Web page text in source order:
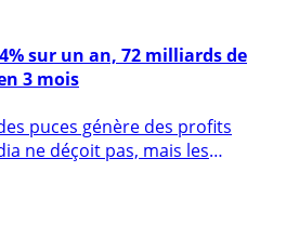
3 mois
ne déçoit pas, mais les